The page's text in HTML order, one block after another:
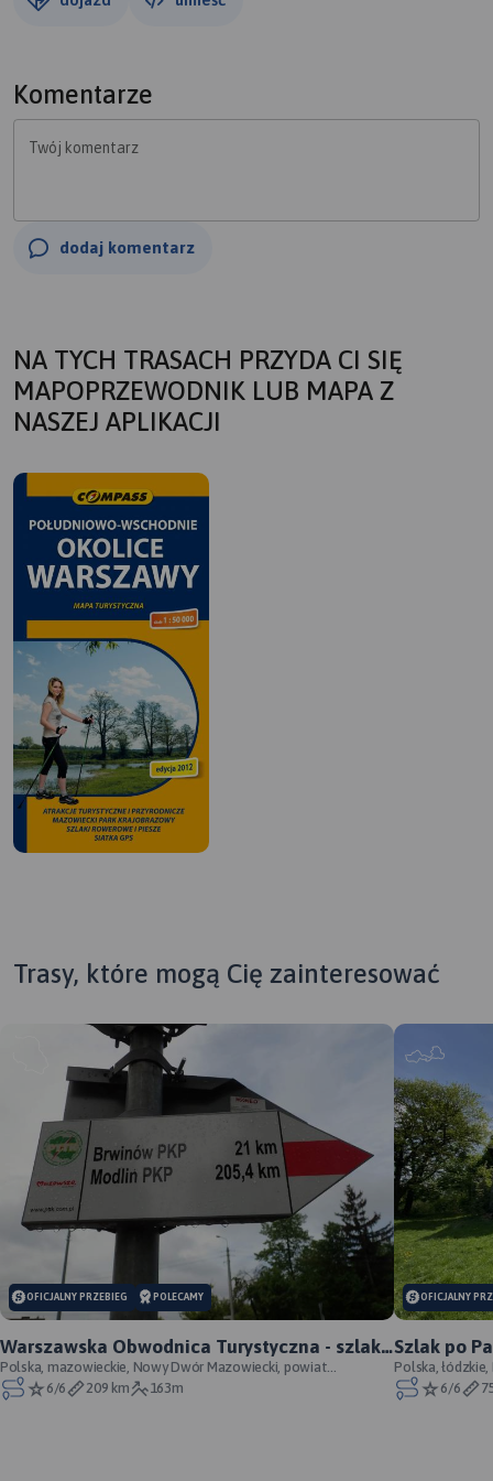
Komentarze
Twój komentarz
dodaj komentarz
NA TYCH TRASACH PRZYDA CI SIĘ
MAPOPRZEWODNIK LUB MAPA Z
NASZEJ APLIKACJI
Trasy, które mogą Cię zainteresować
OFICJALNY PRZEBIEG POLECAMY
Warszawska Obwodnica Turystyczna - szlak
pieszy - oficjalny przebieg
Polska, mazowieckie, Nowy Dwór Mazowiecki, powiat
nowodworski
6/6 209 km 163m
OFICJALNY
Szlak po
Łódzkich -
Polska,
Wzniesień
6/6